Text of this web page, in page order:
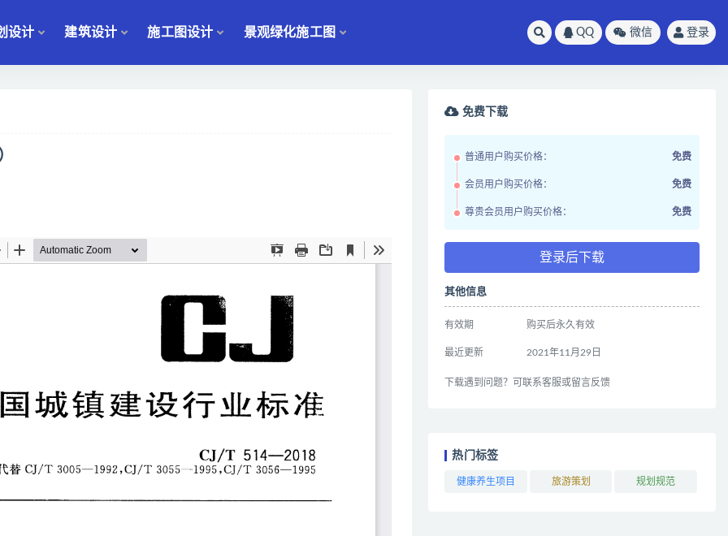
设计 建筑设计 施工图设计 景观绿化施工图 QQ 微信 登录
免费下载
普通用户购买价格： 免费
会员用户购买价格： 免费
尊贵会员用户购买价格： 免费
登录后下载
其他信息
有效期 购买后永久有效
最近更新 2021年11月29日
下载遇到问题？可联系客服或留言反馈
热门标签
健康养生项目 旅游策划 规划规范